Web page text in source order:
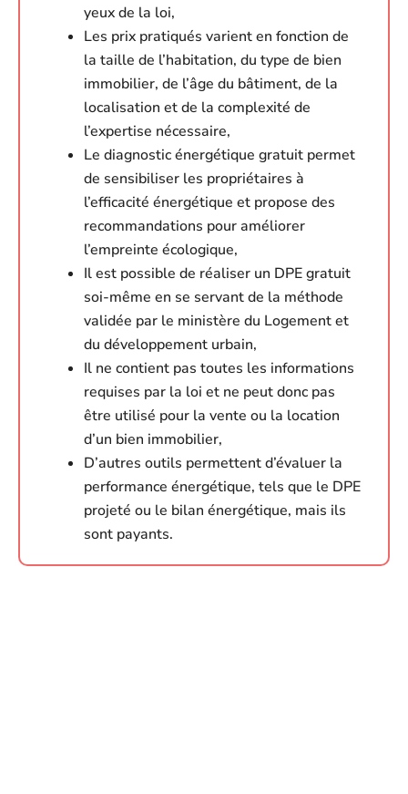
yeux de la loi,
Les prix pratiqués varient en fonction de
la taille de l’habitation, du type de bien
immobilier, de l’âge du bâtiment, de la
localisation et de la complexité de
l’expertise nécessaire,
Le diagnostic énergétique gratuit permet
de sensibiliser les propriétaires à
l’efficacité énergétique et propose des
recommandations pour améliorer
l’empreinte écologique,
Il est possible de réaliser un DPE gratuit
soi-même en se servant de la méthode
validée par le ministère du Logement et
du développement urbain,
Il ne contient pas toutes les informations
requises par la loi et ne peut donc pas
être utilisé pour la vente ou la location
d’un bien immobilier,
D’autres outils permettent d’évaluer la
performance énergétique, tels que le DPE
projeté ou le bilan énergétique, mais ils
sont payants.